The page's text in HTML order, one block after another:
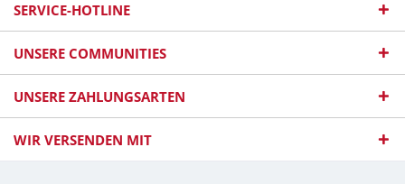
SERVICE-HOTLINE
UNSERE COMMUNITIES
UNSERE ZAHLUNGSARTEN
WIR VERSENDEN MIT